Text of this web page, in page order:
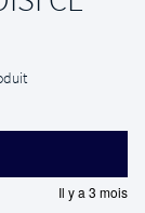
Il y a 3 mois